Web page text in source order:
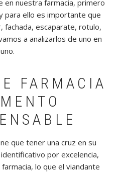
en nuestra farmacia, primero
para ello es importante que
escaparate, rotulo,
a analizarlos de uno en
uno.
FARMACIA
que tener una cruz en su
por excelencia,
lo que el viandante